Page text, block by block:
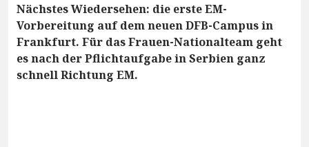
Nächstes Wiedersehen: die erste EM-
Vorbereitung auf dem neuen DFB-Campus in
Frankfurt. Für das Frauen-Nationalteam geht
es nach der Pflichtaufgabe in Serbien ganz
schnell Richtung EM.